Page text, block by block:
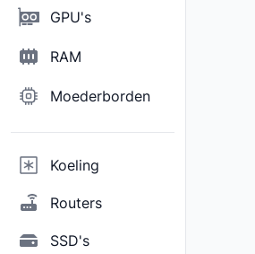
GPU's
RAM
Moederborden
Koeling
Routers
SSD's